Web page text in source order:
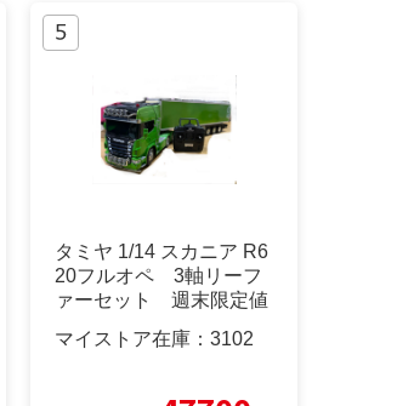
タミヤ 1/14 スカニア R6
20フルオペ 3軸リーフ
ァーセット 週末限定値
マイストア在庫： 3102